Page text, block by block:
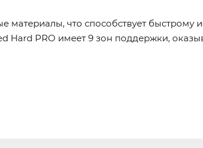
что способствует быстрому
PRO имеет 9 зон поддержки,